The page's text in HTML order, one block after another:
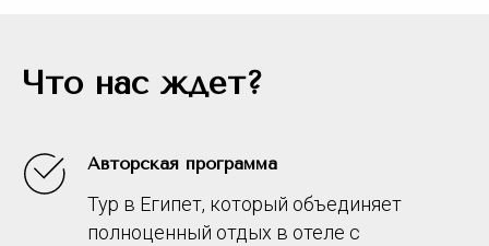
Что нас ждет?
Авторская программа
Тур в Египет, который объединяет
полноценный отдых в отеле с